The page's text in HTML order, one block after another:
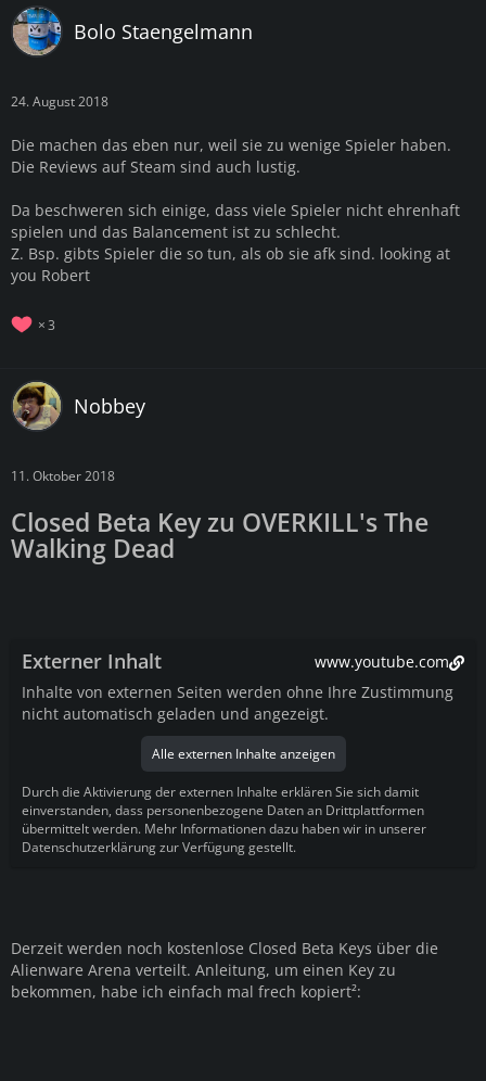
Bolo Staengelmann
24. August 2018
Die machen das eben nur, weil sie zu wenige Spieler haben.
Die Reviews auf Steam sind auch lustig.
Da beschweren sich einige, dass viele Spieler nicht ehrenhaft
spielen und das Balancement ist zu schlecht.
Z. Bsp. gibts Spieler die so tun, als ob sie afk sind. looking at
you Robert
3
Nobbey
11. Oktober 2018
Closed Beta Key zu OVERKILL's The
Walking Dead
Externer Inhalt
www.youtube.com
Inhalte von externen Seiten werden ohne Ihre Zustimmung
nicht automatisch geladen und angezeigt.
Alle externen Inhalte anzeigen
Durch die Aktivierung der externen Inhalte erklären Sie sich damit
einverstanden, dass personenbezogene Daten an Drittplattformen
übermittelt werden. Mehr Informationen dazu haben wir in unserer
Datenschutzerklärung zur Verfügung gestellt.
Derzeit werden noch kostenlose Closed Beta Keys über die
Alienware Arena verteilt. Anleitung, um einen Key zu
bekommen, habe ich einfach mal frech kopiert²: